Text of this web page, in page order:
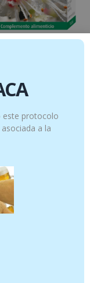
Oleocaps 9 )30
este protocolo
a la